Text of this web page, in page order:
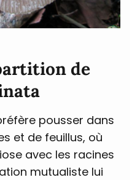
de
pousser dans
et de feuillus, où
avec les racines
mutualiste lui